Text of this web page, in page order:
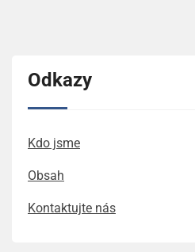
Odkazy
Kdo jsme
Obsah
Kontaktujte nás